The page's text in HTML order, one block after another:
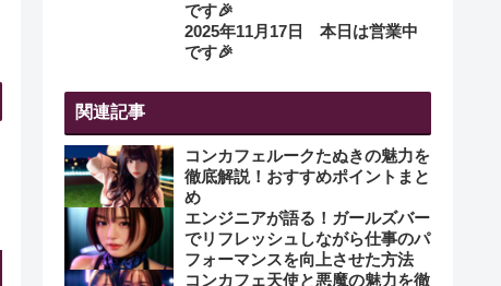
です🎉
2025年11月17日 本日は営業中
です🎉
関連記事
コンカフェルークたぬきの魅力を
徹底解説！おすすめポイントまと
め
エンジニアが語る！ガールズバー
でリフレッシュしながら仕事のパ
フォーマンスを向上させた方法
コンカフェ天使と悪魔の魅力を徹